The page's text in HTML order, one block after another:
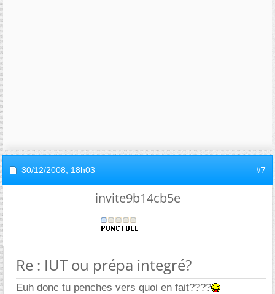
30/12/2008, 18h03 #7
invite9b14cb5e
Re : IUT ou prépa integré?
Euh donc tu penches vers quoi en fait????